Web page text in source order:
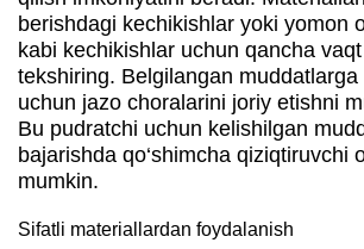
berishdagi kechikishlar yoki yomon
kabi kechikishlar uchun qancha
tekshiring. Belgilangan
uchun jazo choralarini joriy etishni
Bu pudratchi uchun kelishilgan
bajarishda qo‘shimcha qiziqtiruvchi
mumkin.
Sifatli materiallardan foydalanish